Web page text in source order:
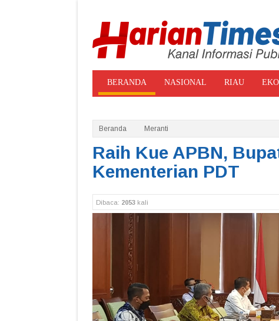
BERANDA NASIONAL RIAU
Beranda Meranti
Raih Kue APBN,
Kementerian PDT
Dibaca: 2053 kali